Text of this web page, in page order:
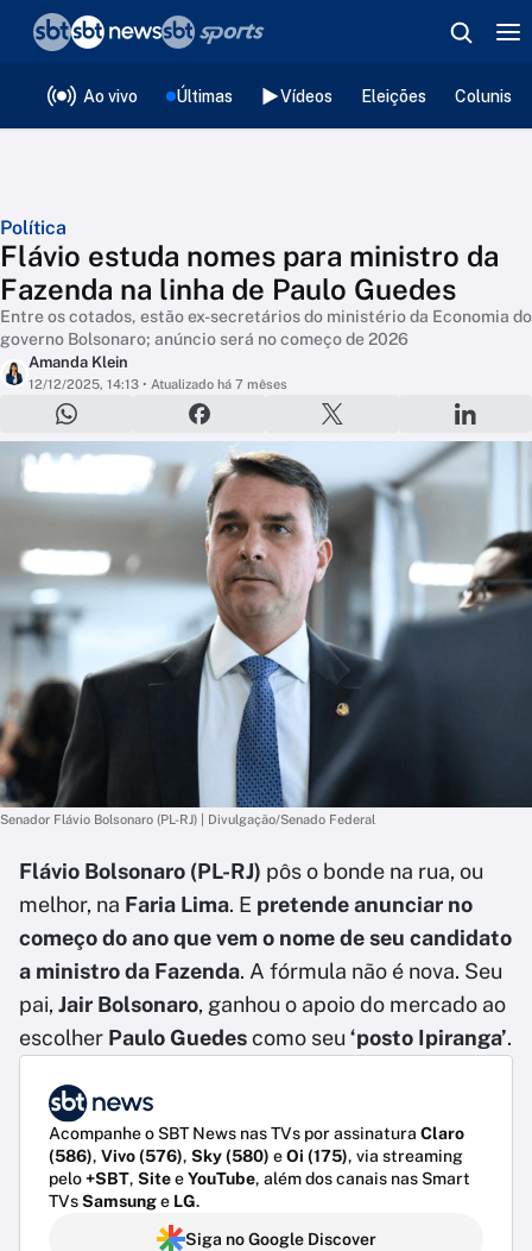
Ao vivo Últimas Vídeos Eleições
Política
Flávio estuda nomes para ministro da
Fazenda na linha de Paulo Guedes
Entre os cotados, estão ex-secretários do ministério da Economia do
governo Bolsonaro; anúncio será no começo de 2026
Amanda Klein
12/12/2025, 14:13 • Atualizado há 7 mêses
Senador Flávio Bolsonaro (PL-RJ) | Divulgação/Senado Federal
Flávio Bolsonaro (PL-RJ) pôs o bonde na rua, ou
melhor, na Faria Lima. E pretende anunciar no
começo do ano que vem o nome de seu candidato
a ministro da Fazenda. A fórmula não é nova. Seu
pai, Jair Bolsonaro, ganhou o apoio do mercado ao
escolher Paulo Guedescomo seu ‘posto Ipiranga’.
Acompanhe o SBT News nas TVs por assinatura Claro
(586), Vivo (576), Sky (580) eOi (175), via streaming
pelo+SBT, SiteeYouTube, além dos canais nas Smart
TVsSamsunge LG.
Siga no Google Discover
❮voltar
Editorias